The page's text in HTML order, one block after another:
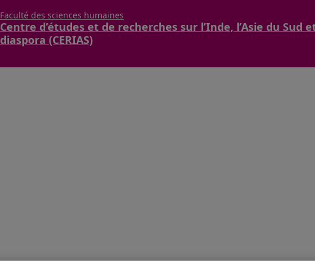
Faculté des sciences humaines
Centre d’études et de recherches sur l’Inde, l’Asie du Sud
diaspora (CERIAS)